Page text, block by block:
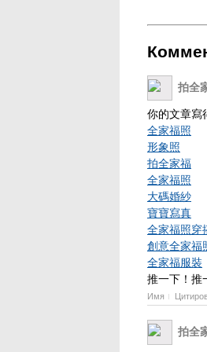
拍全
你的文章寫
全家福照
形象照
拍全家福
全家福照
大碼婚紗
寶寶寫真
全家福照穿
創意全家福
全家福服裝
推一下！推
Имя
拍全